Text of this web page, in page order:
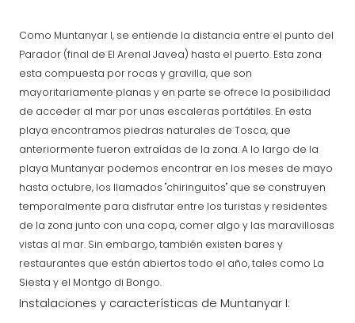
Como Muntanyar I, se entiende la distancia entre el punto del
Parador (final de El Arenal Javea) hasta el puerto. Esta zona
esta compuesta por rocas y gravilla, que son
mayoritariamente planas y en parte se ofrece la posibilidad
de acceder al mar por unas escaleras portátiles. En esta
playa encontramos piedras naturales de Tosca, que
anteriormente fueron extraídas de la zona. A lo largo de la
playa Muntanyar podemos encontrar en los meses de mayo
hasta octubre, los llamados "chiringuitos" que se construyen
temporalmente para disfrutar entre los turistas y residentes
de la zona junto con una copa, comer algo y las maravillosas
vistas al mar. Sin embargo, también existen bares y
restaurantes que están abiertos todo el año, tales como La
Siesta y el Montgo di Bongo.
Instalaciones y características de Muntanyar I: